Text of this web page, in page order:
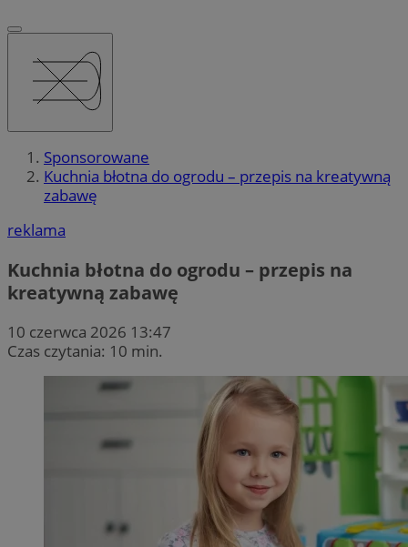
Sponsorowane
Kuchnia błotna do ogrodu – przepis na kreatywną
zabawę
reklama
Kuchnia błotna do ogrodu – przepis na
kreatywną zabawę
10 czerwca 2026 13:47
Czas czytania: 10 min.